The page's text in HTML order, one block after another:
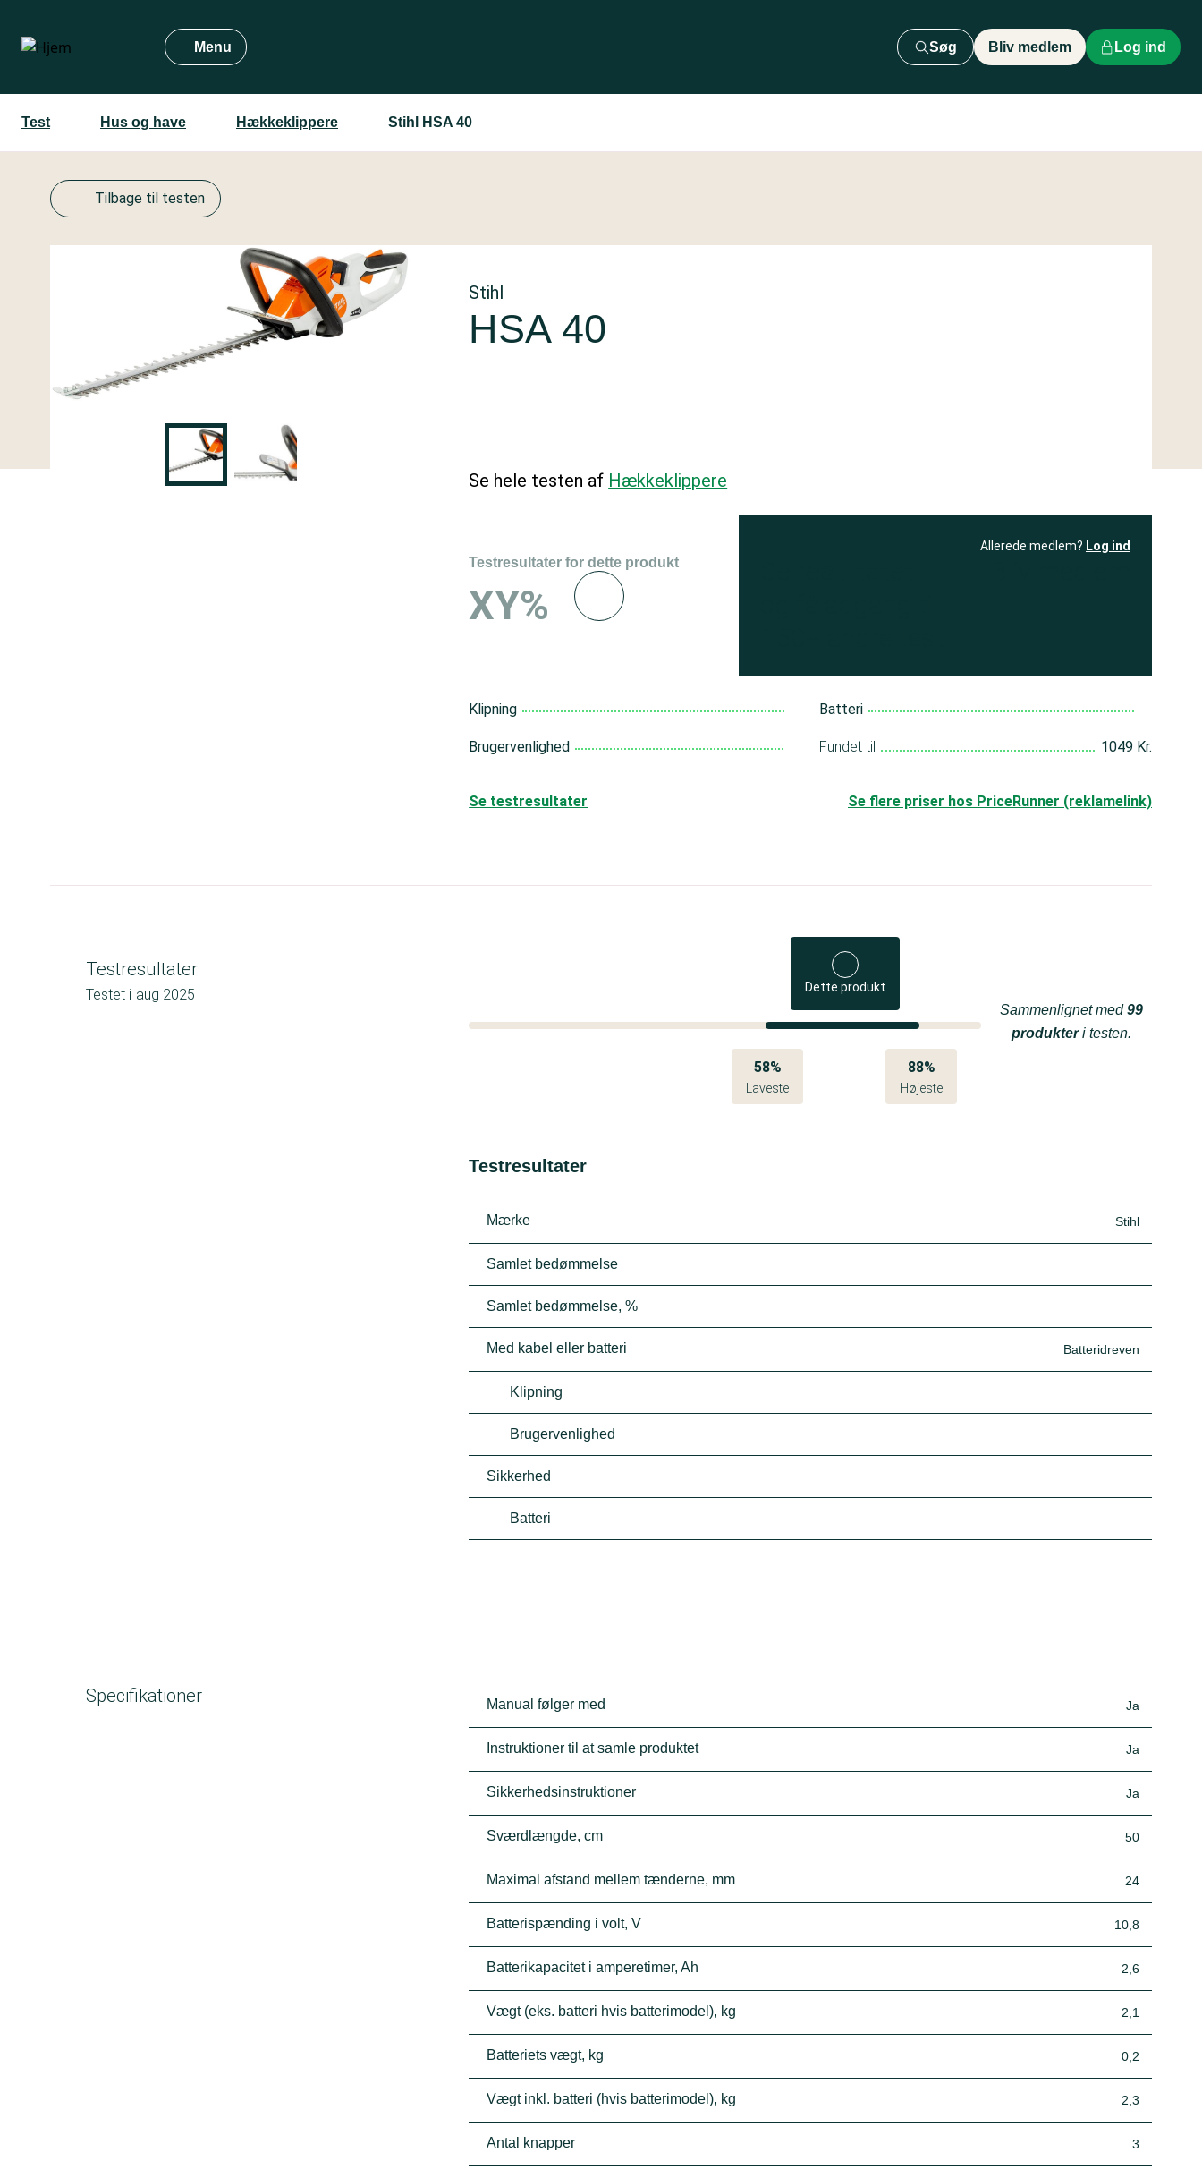
hovedindhold
Menu Søg Bliv medlem Log ind
Test Hus og have Hækkeklippere Stihl HSA 40
Tilbage til testen
Stihl
HSA 40
Se hele testen af Hækkeklippere
Testresultater for dette produkt
XY%
Allerede medlem? Log ind
Klipning
Brugervenlighed
Batteri
Fundet til 1049 Kr.
Se flere priser hos PriceRunner (reklamelink)
Se testresultater
Testresultater
Testet i aug 2025 Dette produkt
58%
Laveste
88%
Højeste
Sammenlignet med99
produkteri testen.
Testresultater
Mærke Stihl
Samlet bedømmelse
Samlet bedømmelse, %
Med kabel eller batteri Batteridreven
Klipning
Brugervenlighed
Sikkerhed
Batteri
Specifikationer Manual følger med Ja
Instruktioner til at samle produktet Ja
Sikkerhedsinstruktioner Ja
Sværdlængde, cm 50
Maximal afstand mellem tænderne, mm 24
Batterispænding i volt, V 10,8
Batterikapacitet i amperetimer, Ah 2,6
Vægt (eks. batteri hvis batterimodel), kg 2,1
Batteriets vægt, kg 0,2
Vægt inkl. batteri (hvis batterimodel), kg 2,3
Antal knapper 3